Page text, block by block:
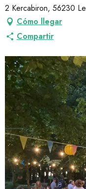
2 Kercabiron, 56230
Cómo llegar
Compartir